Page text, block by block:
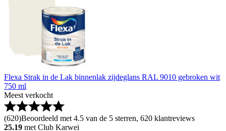
Flexa Strak in de Lak binnenlak zijdeglans RAL 9010 gebroken wit
750 ml
Meest verkocht
(620)Beoordeeld met 4.5 van de 5 sterren, 620 klantreviews
25.19 met Club Karwei